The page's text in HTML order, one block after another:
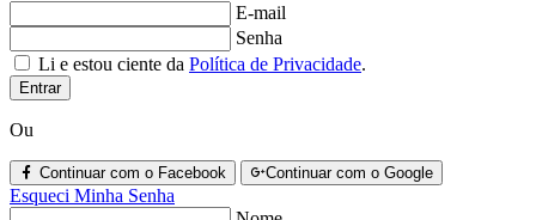
E-mail
Senha
Li e estou ciente da Política de Privacidade.
Entrar
Ou
Continuar com o Facebook Continuar com o Google
Esqueci Minha Senha